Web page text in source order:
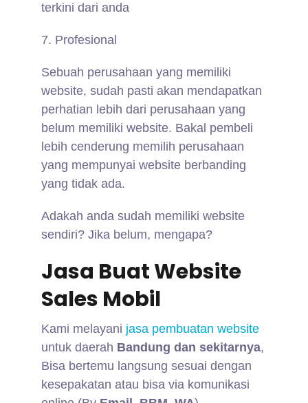
terkini dari anda
7. Profesional
Sebuah perusahaan yang memiliki
website, sudah pasti akan mendapatkan
perhatian lebih dari perusahaan yang
belum memiliki website. Bakal pembeli
lebih cenderung memilih perusahaan
yang mempunyai website berbanding
yang tidak ada.
Adakah anda sudah memiliki website
sendiri? Jika belum, mengapa?
Jasa Buat Website
Sales Mobil
Kami melayani jasa pembuatan website
untuk daerah Bandung dan sekitarnya,
Bisa bertemu langsung sesuai dengan
kesepakatan atau bisa via komunikasi